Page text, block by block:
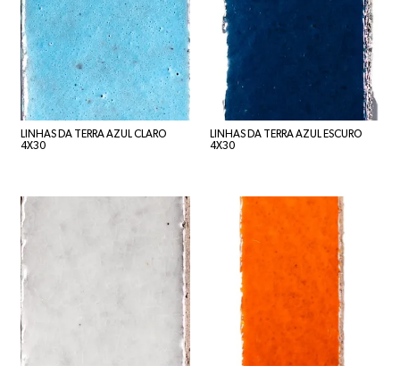
LINHAS DA TERRA AZUL CLARO
4X30
LINHAS DA TERRA AZUL ESCURO
4X30